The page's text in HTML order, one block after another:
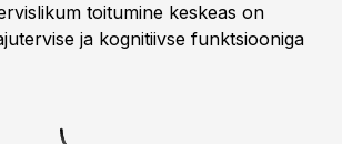
toitumine keskeas on
ja kognitiivse funktsiooniga